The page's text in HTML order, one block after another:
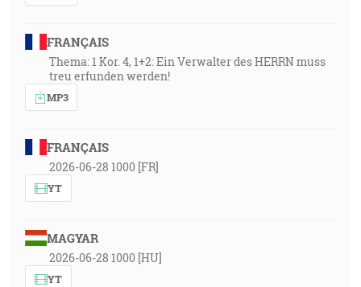
FRANÇAIS
Thema: 1 Kor. 4, 1+2: Ein Verwalter des HERRN muss
treu erfunden werden!
MP3
FRANÇAIS
2026-06-28 1000 [FR]
YT
MAGYAR
2026-06-28 1000 [HU]
YT